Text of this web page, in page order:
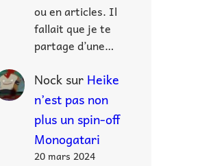
ou en articles. Il
fallait que je te
partage d’une…
Nocksur Heike
n’est pas non
plus un spin-off
Monogatari
20 mars 2024